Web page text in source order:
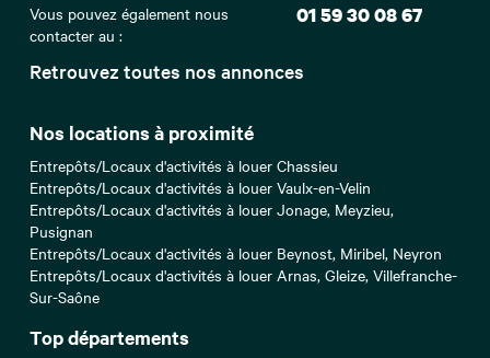
Retrouvez toutes nos annonces
Nos locations à proximité
Entrepôts/Locaux d'activités à louer Chassieu
Entrepôts/Locaux d'activités à louer Vaulx-en-Velin
Entrepôts/Locaux d'activités à louer Jonage, Meyzieu,
Pusignan
Entrepôts/Locaux d'activités à louer Beynost, Miribel, Neyron
Entrepôts/Locaux d'activités à louer Arnas, Gleize, Villefranche-
Sur-Saône
Top départements
Vous pouvez également nous
contacter au :
01 59 30 08 67